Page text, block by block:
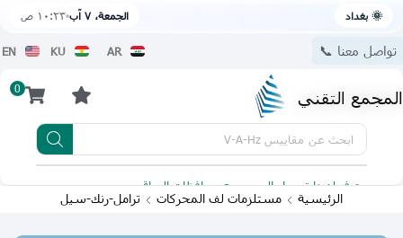
🌞 بغداد الجمعة، ٧ آب ١٠:٢٣ ص
تواصل معنا 📞 AR
KU
EN
المجمع التقني 0
ابحث عن مقاييس V-A-Hz
يتوفر لدينا توصيل الى جميع محافظات العراق
الرئيسية مستلزمات لف المحركات ترامل-رنك-سيل